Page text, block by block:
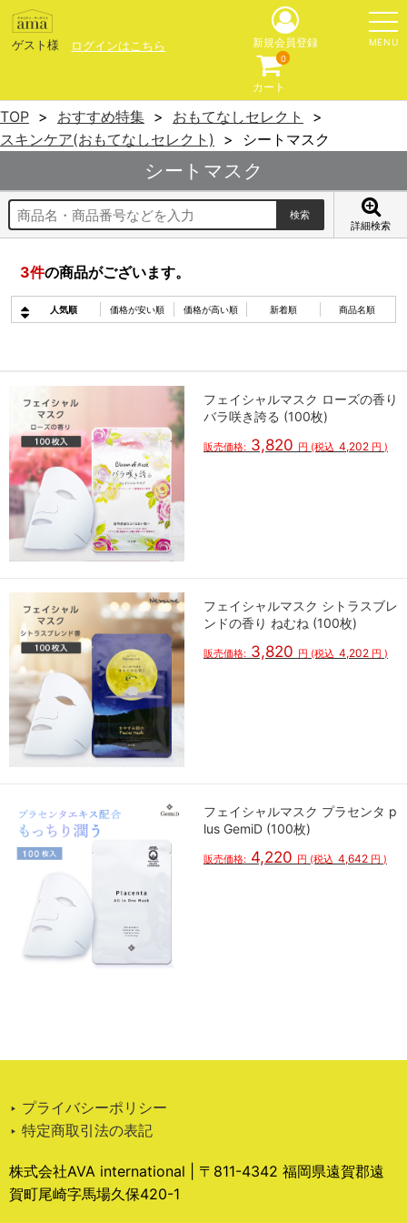
ゲスト様 ログインはこちら MENU
新規会員登録
カート
0
TOP おすすめ特集
おもてなしセレクト
スキンケア(おもてなしセレクト)
シートマスク
シートマスク
詳細検索
3件の商品がございます。
人気順 価格が安い順 価格が高い順 新着順 商品名順
フェイシャルマスク ローズの香り
バラ咲き誇る (100枚)
販売価格: 3,820 円 (税込 4,202 円 )
フェイシャルマスク シトラスブレ
ンドの香り ねむね (100枚)
販売価格: 3,820 円 (税込 4,202 円 )
フェイシャルマスク プラセンタ p
lus GemiD (100枚)
販売価格: 4,220 円 (税込 4,642 円 )
‣ プライバシーポリシー
‣ 特定商取引法の表記
株式会社AVA international | 〒811-4342 福岡県遠賀郡遠
賀町尾崎字馬場久保420-1